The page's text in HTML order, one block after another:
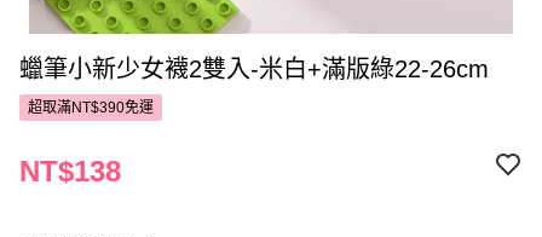
蠟筆小新少女襪2雙入-米白+滿版綠22-26cm
超取滿NT$390免運
NT$138